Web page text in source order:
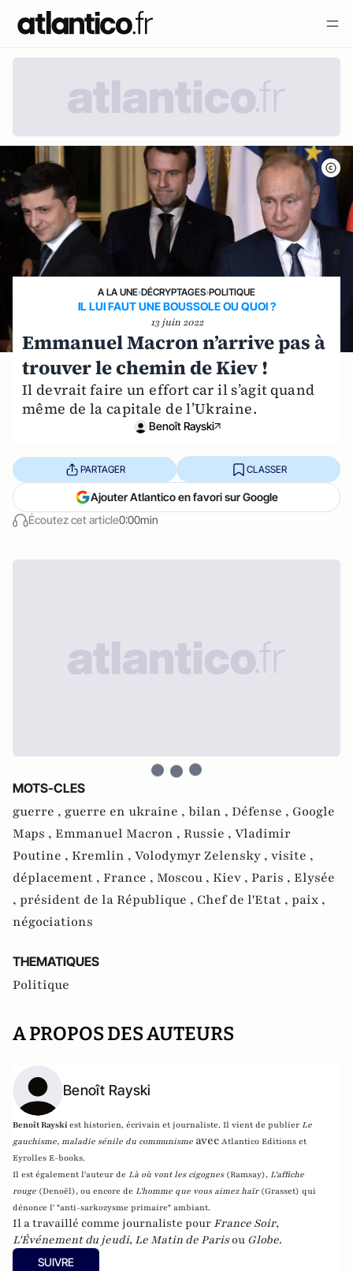
A LA UNE›DÉCRYPTAGES›POLITIQUE
IL LUI FAUT UNE BOUSSOLE OU QUOI ?
13 juin 2022
Emmanuel Macron n’arrive pas à
trouver le chemin de Kiev !
Il devrait faire un effort car il s’agit quand
même de la capitale de l’Ukraine.
Benoît Rayski
Écoutez cet article0:00min
PARTAGER CLASSER
Ajouter Atlantico en favori sur Google
MOTS-CLES
guerre , guerre en ukraine , bilan , Défense , Google
Maps , Emmanuel Macron , Russie , Vladimir
Poutine , Kremlin , Volodymyr Zelensky , visite ,
déplacement , France , Moscou , Kiev , Paris , Elysée
, président de la République , Chef de l'Etat , paix ,
négociations
THEMATIQUES
Politique
A PROPOS DES AUTEURS
Benoît Rayski
Benoît Rayskiest historien, écrivain et journaliste. Il vient de publier Le
gauchisme, maladie sénile du communisme avec Atlantico Editions et
Eyrolles E-books.
Il est également l'auteur de Là où vont les cigognes (Ramsay), L'affiche
rouge (Denoël), ou encore de L'homme que vous aimez haïr (Grasset) qui
dénonce l' "anti-sarkozysme primaire" ambiant.
Il a travaillé comme journaliste pour France Soir,
L'Événement du jeudi, Le Matin de Parisou Globe.
SUIVRE